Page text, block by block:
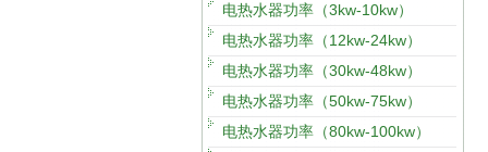
电热水器功率（3kw-10kw）
电热水器功率（12kw-24kw）
电热水器功率（30kw-48kw）
电热水器功率（50kw-75kw）
电热水器功率（80kw-100kw）